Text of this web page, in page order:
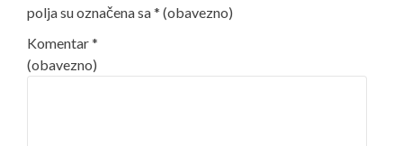
polja su označena sa* (obavezno)
Komentar*
(obavezno)